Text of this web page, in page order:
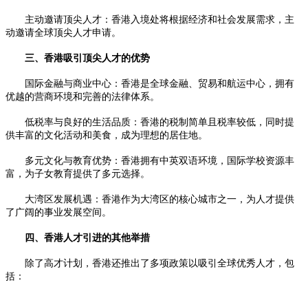
主动邀请顶尖人才：香港入境处将根据经济和社会发展需求，主
动邀请全球顶尖人才申请。
三、香港吸引顶尖人才的优势
国际金融与商业中心：香港是全球金融、贸易和航运中心，拥有
优越的营商环境和完善的法律体系。
低税率与良好的生活品质：香港的税制简单且税率较低，同时提
供丰富的文化活动和美食，成为理想的居住地。
多元文化与教育优势：香港拥有中英双语环境，国际学校资源丰
富，为子女教育提供了多元选择。
大湾区发展机遇：香港作为大湾区的核心城市之一，为人才提供
了广阔的事业发展空间。
四、香港人才引进的其他举措
除了高才计划，香港还推出了多项政策以吸引全球优秀人才，包
括：